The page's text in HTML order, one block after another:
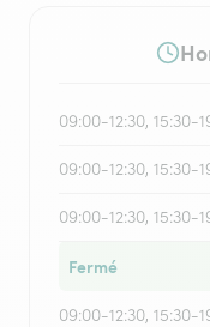
09:00-12:30, 15:30-
09:00-12:30, 15:30-
09:00-12:30, 15:30-
Fermé
09:00-12:30, 15:30-